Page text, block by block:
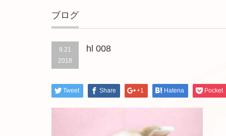
ブログ
9.21
2018
hl 008
Tweet Share +1 Hatena Pocket